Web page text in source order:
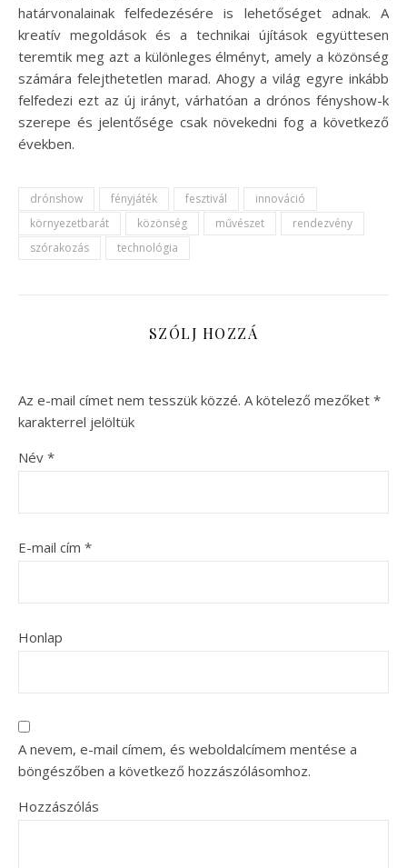
határvonalainak felfedezésére is lehetőséget adnak. A
kreatív megoldások és a technikai újítások együttesen
teremtik meg azt a különleges élményt, amely a közönség
számára felejthetetlen marad. Ahogy a világ egyre inkább
felfedezi ezt az új irányt, várhatóan a drónos fényshow-k
szerepe és jelentősége csak növekedni fog a következő
években.
drónshow fényjáték fesztivál
innováció
környezetbarát
közönség művészet
rendezvény
szórakozás
technológia
SZÓLJ HOZZÁ
Az e-mail címet nem tesszük közzé. A kötelező mezőket *
karakterrel jelöltük
Név *
E-mail cím *
Honlap
A nevem, e-mail címem, és weboldalcímem mentése a
böngészőben a következő hozzászólásomhoz.
Hozzászólás